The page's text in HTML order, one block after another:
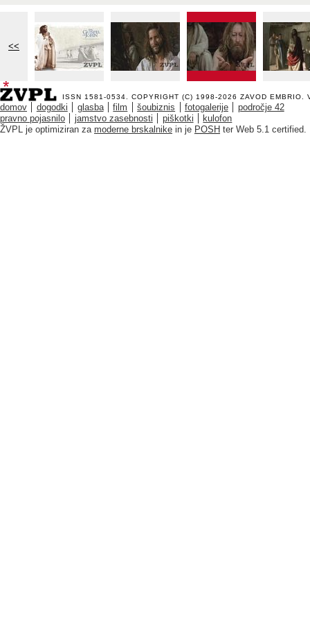
<<
ISSN 1581-0534. COPYRIGHT (C) 1998-2026 ZAVOD EMBRIO .
domov dogodki glasba film šoubiznis fotogalerije
področje 42
pravno pojasnilo
jamstvo zasebnosti piškotki
kulofon
ŽVPL je optimiziran za moderne brskalnike in je POSH ter Web 5.1 certified.